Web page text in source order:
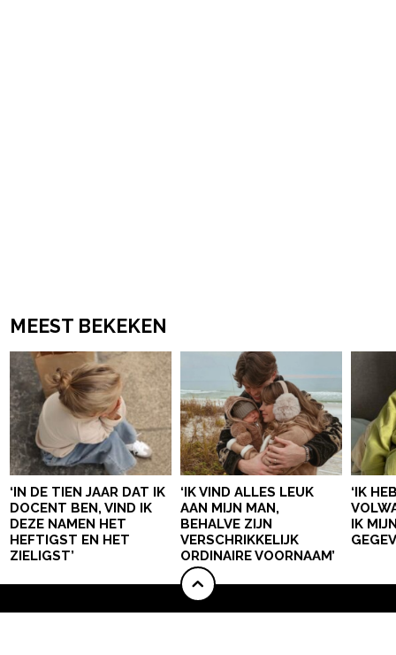
MEEST BEKEKEN
‘IN DE TIEN JAAR DAT IK
DOCENT BEN, VIND IK
DEZE NAMEN HET
HEFTIGST EN HET
ZIELIGST’
‘IK VIND ALLES LEUK
AAN MIJN MAN,
BEHALVE ZIJN
VERSCHRIKKELIJK
ORDINAIRE VOORNAAM’
‘IK
IK